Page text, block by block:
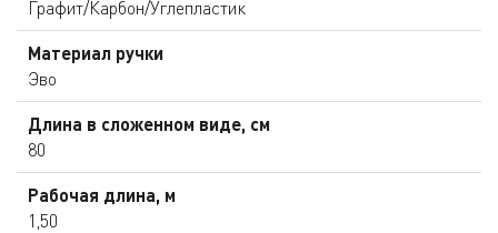
Графит/Карбон/Углепластик
Материал ручки
Эво
Длина в сложенном виде, см
80
Рабочая длина, м
1,50